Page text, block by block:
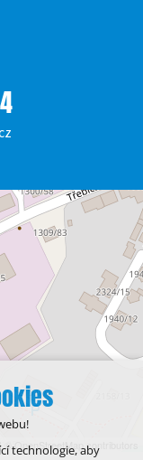
OpenStreetMap contributors
technologie, aby